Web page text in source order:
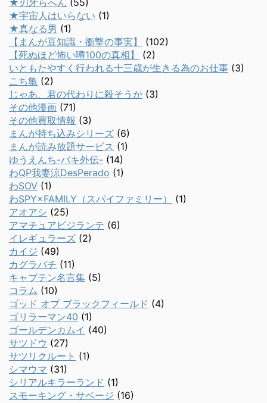
★刃牙らへん (55)
★宇宙人はいらない (1)
★真なる男 (1)
【まんが豆知識・衝撃の事実】
(102)
【死ぬほど怖い噂100の真相】
(2)
いともたやすく行われる十三歳が生きる為のお仕事 (3)
こち亀 (2)
じゃあ、君の代わりに殺そうか (3)
その他漫画 (71)
その他買取情報 (3)
まんが持ち込みシリーズ (6)
まんが読み放題サービス (1)
ゆうえんち-バキ外伝- (14)
わQP我妻涼DesPerado (1)
わSOV (1)
わSPY×FAMILY（スパイファミリー）
(1)
アオアシ (25)
アマチュアビジランテ (6)
イレギュラーズ (2)
カイジ (49)
カグラバチ (11)
キャプテン名言集 (5)
コラム (10)
ゴッド オブ ブラックフィールド (4)
ゴリラーマン40 (1)
ゴールデンカムイ (40)
サツドウ (27)
サツリクルート (1)
シマウマ (31)
シリアルキラーランド (1)
スモーキング・サベージ (16)